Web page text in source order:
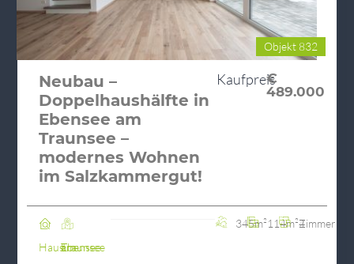
Objekt 832
Neubau –
Doppelhaushälfte in
Ebensee am
Traunsee –
modernes Wohnen
im Salzkammergut!
Kaufpreis
€
489.000
HausEbensee am Traunsee
345m²114m²4 Zimmer